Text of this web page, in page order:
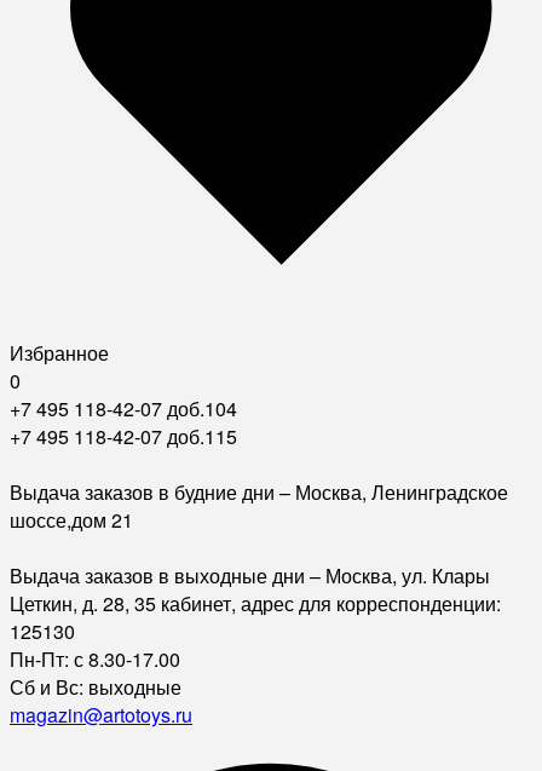
Избранное
0
+7 495 118-42-07 доб.104
+7 495 118-42-07 доб.115
Выдача заказов в будние дни – Москва, Ленинградское
шоссе,дом 21
Выдача заказов в выходные дни – Москва, ул. Клары
Цеткин, д. 28, 35 кабинет, адрес для корреспонденции:
125130
Пн-Пт: с 8.30-17.00
Сб и Вс: выходные
magazin@artotoys.ru